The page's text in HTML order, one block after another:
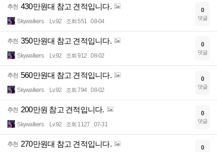
추천 430만원대 참고 견적입니다.
Skywalkers Lv.92 조회 551 08-04
0
댓글
추천 350만원대 참고 견적입니다.
Skywalkers Lv.92 조회 912 08-02
0
댓글
추천 560만원대 참고 견적입니다.
Skywalkers Lv.92 조회 794 08-02
0
댓글
추천 200만원 참고 견적입니다.
Skywalkers Lv.92 조회 1127 07-31
0
댓글
추천 270만원대 참고 견적입니다. 0